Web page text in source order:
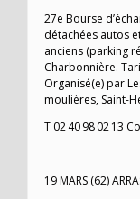
27e Bourse
détachées autos
anciens (parking
Charbonnière.
Organisé(e) par
moulières, Saint-
T 02 40 98 02 13
19 MARS (62)